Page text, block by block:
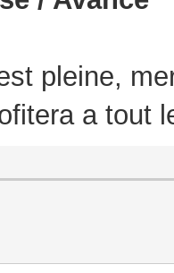
pleine,
a tout